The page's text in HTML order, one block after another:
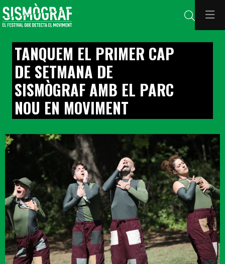
Cerca
TANQUEM EL PRIMER CAP
DE SETMANA DE
SISMÒGRAF AMB EL PARC
NOU EN MOVIMENT